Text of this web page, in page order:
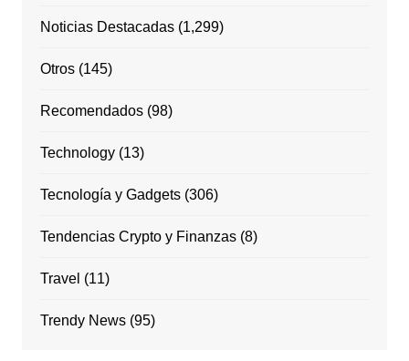
Noticias Destacadas(1,299)
Otros(145)
Recomendados(98)
Technology(13)
Tecnología y Gadgets(306)
Tendencias Crypto y Finanzas(8)
Travel (11)
Trendy News(95)